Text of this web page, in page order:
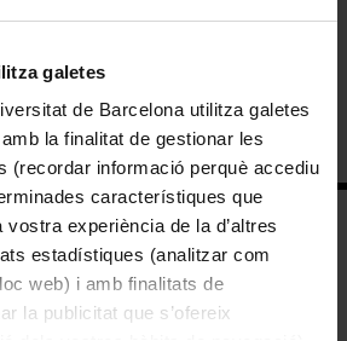
galetes
de Barcelona utilitza galetes
la finalitat de gestionar les
(recordar informació perquè accediu
característiques que
vostra experiència de la d’altres
estadístiques (analitzar com
web) i amb finalitats de
la publicitat que s’ofereix
para el alumnado
Directorio
Català
English